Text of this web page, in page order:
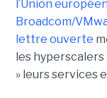
l’Union
Broadcom/
lettre ouverte
les
» leurs services